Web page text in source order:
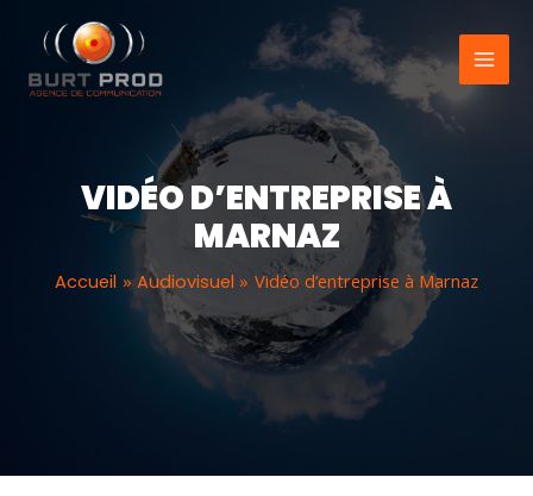
contenu
VIDÉO D’ENTREPRISE À
MARNAZ
Accueil Audiovisuel Vidéo d’entreprise à Marnaz